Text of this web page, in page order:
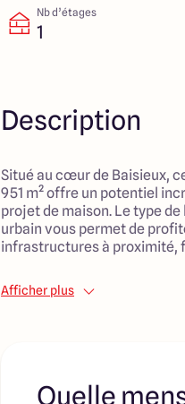
Nb d’étages
1
Description
Situé au cœur de Baisieux,
951 m² offre un potentiel
projet de maison. Le type
urbain vous permet de
infrastructures à proximité,
Environnement propice aux
aménager des espaces
Découvrez toutes nos
Afficher plus
Quelle